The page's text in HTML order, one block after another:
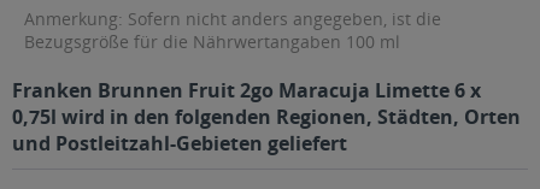
Anmerkung: Sofern nicht anders angegeben, ist die
Bezugsgröße für die Nährwertangaben 100 ml
Franken Brunnen Fruit 2go Maracuja Limette 6 x
0,75l wird in den folgenden Regionen, Städten, Orten
und Postleitzahl-Gebieten geliefert